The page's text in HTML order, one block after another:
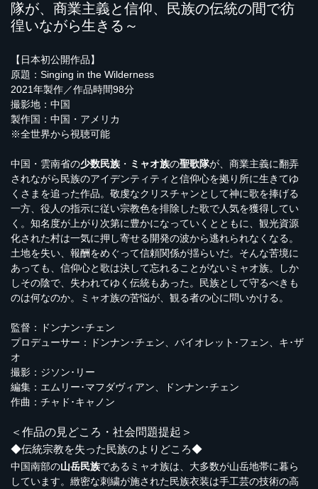
隊が、商業主義と信仰、民族の伝統の間で彷
徨いながら生きる～
【日本初公開作品】
原題：Singing in the Wilderness
2021年製作／作品時間98分
撮影地：中国
製作国：中国・アメリカ
※全世界から視聴可能
中国・雲南省の少数民族 ・ ミャオ族の聖歌隊が、商業主義に翻弄
されながら民族のアイデンティティと信仰心を拠り所に生きてゆ
くさまを追った作品。敬虔なクリスチャンとして神に歌を捧げる
一方、役人の指示に従い宗教色を排除した歌で人気を獲得してい
く。知名度が上がり次第に豊かになっていくとともに、観光資源
化された村は一気に押し寄せる開発の波から逃れられなくなる。
土地を失い、報酬をめぐって信頼関係が揺らいだ。そんな苦境に
あっても、信仰心と歌は決して忘れることがないミャオ族。しか
しその陰で、失われてゆく伝統もあった。民族として守るべきも
のは何なのか。ミャオ族の苦悩が、観る者の心に問いかける。
監督：ドンナン･チェン
プロデューサー：ドンナン･チェン、バイオレット･フェン、キ･ザ
オ
撮影：ジソン･リー
編集：エムリー･マフダヴィアン、ドンナン･チェン
作曲：チャド･キャノン
＜作品の見どころ・社会問題提起＞
◆伝統宗教を失った民族のよりどころ◆
中国南部の山岳民族であるミャオ族は、大多数が山岳地帯に暮ら
しています。緻密な刺繍が施された民族衣装は手工芸の技術の高